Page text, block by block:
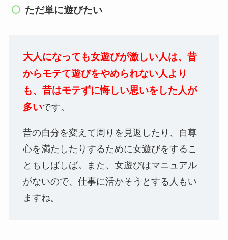
ただ単に遊びたい
大人になっても女遊びが激しい人は、昔
からモテて遊びをやめられない人より
も、昔はモテずに悔しい思いをした人が
多いです。
昔の自分を変えて周りを見返したり、自尊
心を満たしたりするために女遊びをするこ
ともしばしば。また、女遊びはマニュアル
がないので、仕事に活かそうとする人もい
ますね。